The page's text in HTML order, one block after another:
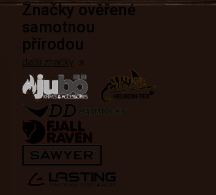
Značky ověřené
samotnou
přírodou
další značky